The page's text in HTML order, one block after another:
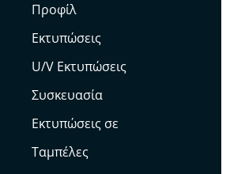
Προφίλ
Εκτυπώσεις
U/V Εκτυπώσεις
Συσκευασία
Εκτυπώσεις σε
Ταμπέλες